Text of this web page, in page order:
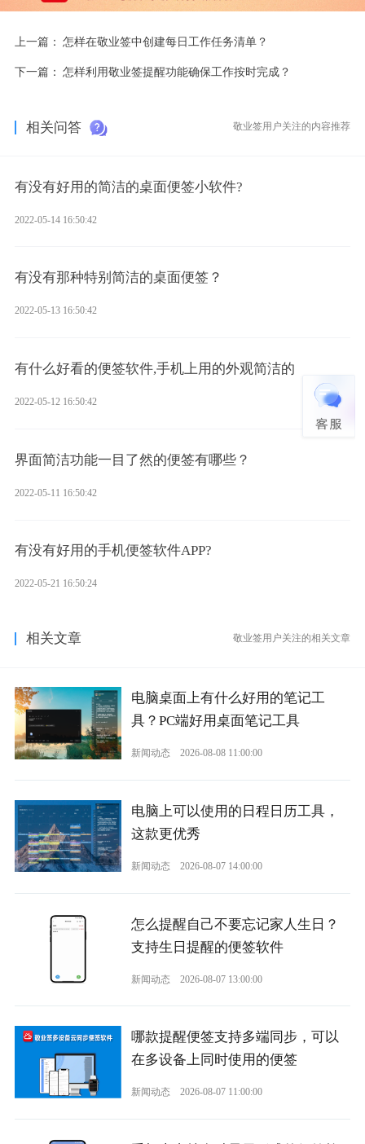
上一篇： 怎样在敬业签中创建每日工作任务清单？
下一篇： 怎样利用敬业签提醒功能确保工作按时完成？
相关问答 敬业签用户关注的内容推荐
有没有好用的简洁的桌面便签小软件?
2022-05-14 16:50:42
有没有那种特别简洁的桌面便签？
2022-05-13 16:50:42
有什么好看的便签软件,手机上用的外观简洁的
2022-05-12 16:50:42
界面简洁功能一目了然的便签有哪些？
2022-05-11 16:50:42
有没有好用的手机便签软件APP?
2022-05-21 16:50:24
相关文章 敬业签用户关注的相关文章
电脑桌面上有什么好用的笔记工
具？PC端好用桌面笔记工具
新闻动态 2026-08-08 11:00:00
电脑上可以使用的日程日历工具，
这款更优秀
新闻动态 2026-08-07 14:00:00
怎么提醒自己不要忘记家人生日？
支持生日提醒的便签软件
新闻动态 2026-08-07 13:00:00
哪款提醒便签支持多端同步，可以
在多设备上同时使用的便签
新闻动态 2026-08-07 11:00:00